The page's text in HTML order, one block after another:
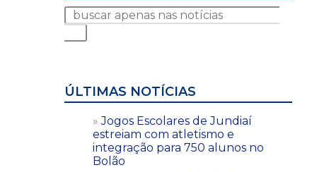
ÚLTIMAS NOTÍCIAS
Jogos Escolares de Jundiaí
estreiam com atletismo e
integração para 750 alunos no
Bolão